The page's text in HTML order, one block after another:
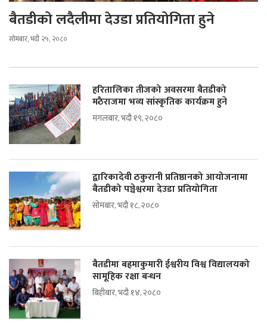
बैतडीको लदैलीमा देउडा प्रतियोगिता हुने
सोमबार, भदौ २५, २०८०
हरितालिका तीजको अवसरमा बैतडीको
मठैराजमा भव्य सांस्कृतिक कार्यक्रम हुने
मंगलबार, भदौ १९, २०८०
द्वारिकादेवी ठकुरानी प्रतिष्ठानको आयोजनामा
बैतडीको पञ्चेश्वरमा देउडा प्रतियोगिता
सोमबार, भदौ १८, २०८०
बैतडीमा बह्रमाकुमारी ईश्वरीय विश्व विद्यालयको
सामूहिक रक्षा बन्धन
बिहीबार, भदौ १४, २०८०